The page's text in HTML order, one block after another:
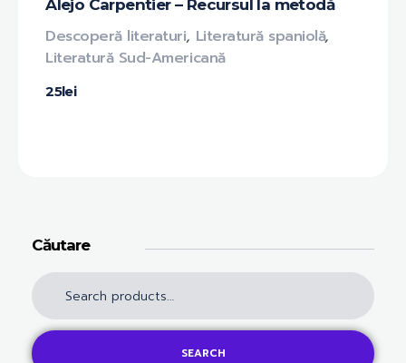
Alejo Carpentier – Recursul la metodă
25lei
Descoperă literaturi, Literatură spaniolă,
Literatură Sud-Americană
Căutare
SEARCH